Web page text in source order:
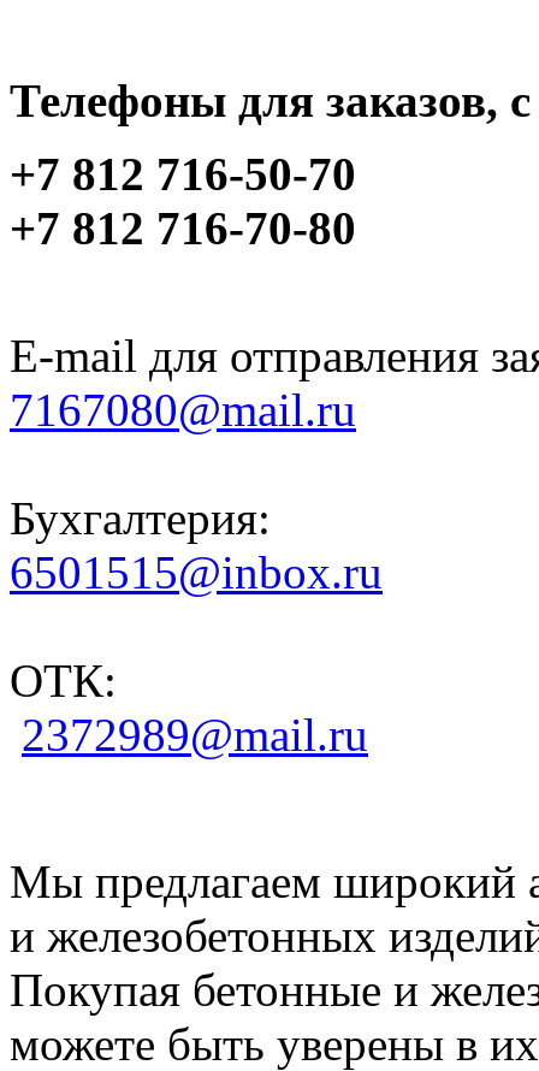
Телефоны для заказов,
+7 812 716-50-70
+7 812 716-70-80
E-mail для отправления
7167080@mail.ru
Бухгалтерия:
6501515@inbox.ru
ОТК:
2372989@mail.ru
Мы предлагаем широкий
и железобетонных
Покупая бетонные и
можете быть уверены в их